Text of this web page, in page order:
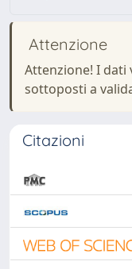
Attenzione
Attenzione! I dati
sottoposti a
Citazioni